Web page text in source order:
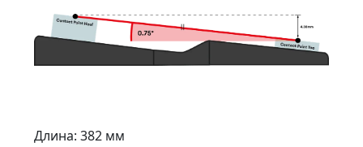
Длина: 382 мм